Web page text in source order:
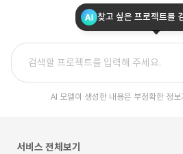
찾고 싶은 프로젝트를
AI 모델이 생성한 내용은 부정확한 정
서비스 전체보기